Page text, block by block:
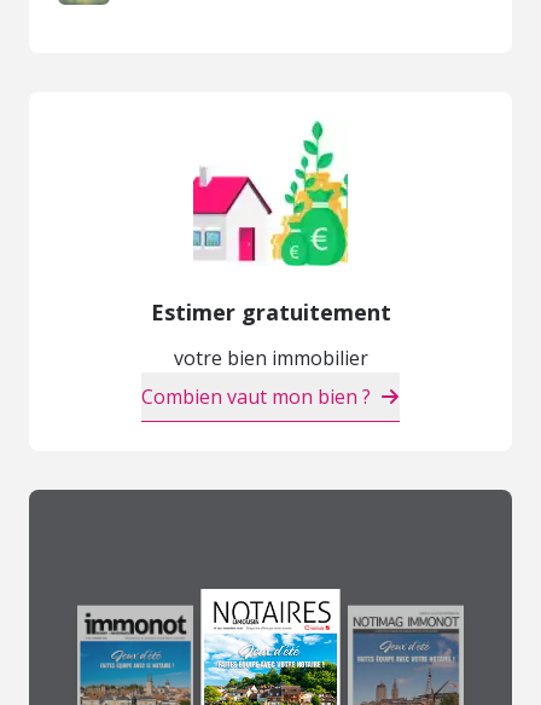
Estimer gratuitement
votre bien immobilier
Combien vaut mon bien ?